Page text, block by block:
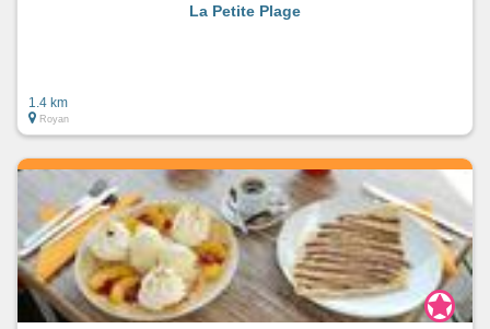
La Petite Plage
1.4 km
Royan